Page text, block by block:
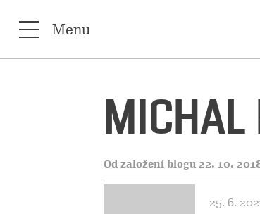
Menu
MICHAL
Od založení blogu 22. 10.
25. 6.